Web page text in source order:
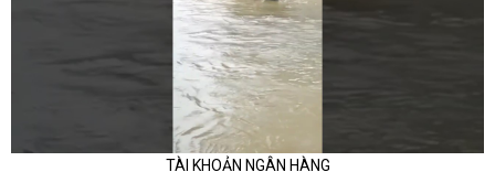
TÀI KHOẢN NGÂN HÀNG